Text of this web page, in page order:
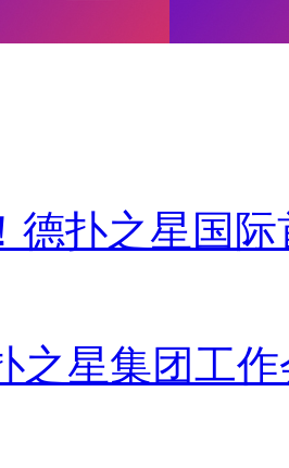
！德扑之星国
之星集团工作